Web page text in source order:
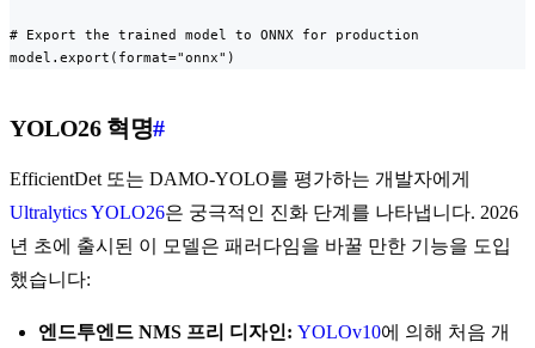
# Export the trained model to ONNX for production
model.export(format="onnx")
YOLO26 혁명#
EfficientDet 또는 DAMO-YOLO를 평가하는 개발자에게
Ultralytics YOLO26은 궁극적인 진화 단계를 나타냅니다. 2026
년 초에 출시된 이 모델은 패러다임을 바꿀 만한 기능을 도입
했습니다:
엔드투엔드 NMS 프리 디자인: YOLOv10에 의해 처음 개